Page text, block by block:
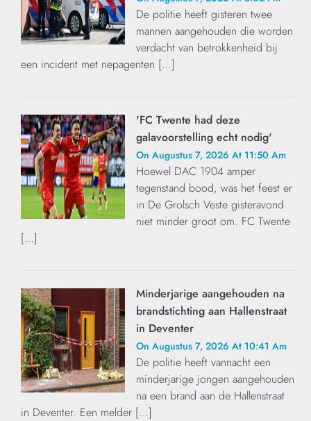
De politie heeft gisteren twee
mannen aangehouden die worden
verdacht van betrokkenheid bij
een incident met nepagenten […]
'FC Twente had deze
galavoorstelling echt nodig'
On Augustus 7, 2026 At 11:50 Am
Hoewel DAC 1904 amper
tegenstand bood, was het feest er
in De Grolsch Veste gisteravond
niet minder groot om. FC Twente
[…]
Minderjarige aangehouden na
brandstichting aan Hallenstraat
in Deventer
On Augustus 7, 2026 At 10:41 Am
De politie heeft vannacht een
minderjarige jongen aangehouden
na een brand aan de Hallenstraat
in Deventer. Een melder […]